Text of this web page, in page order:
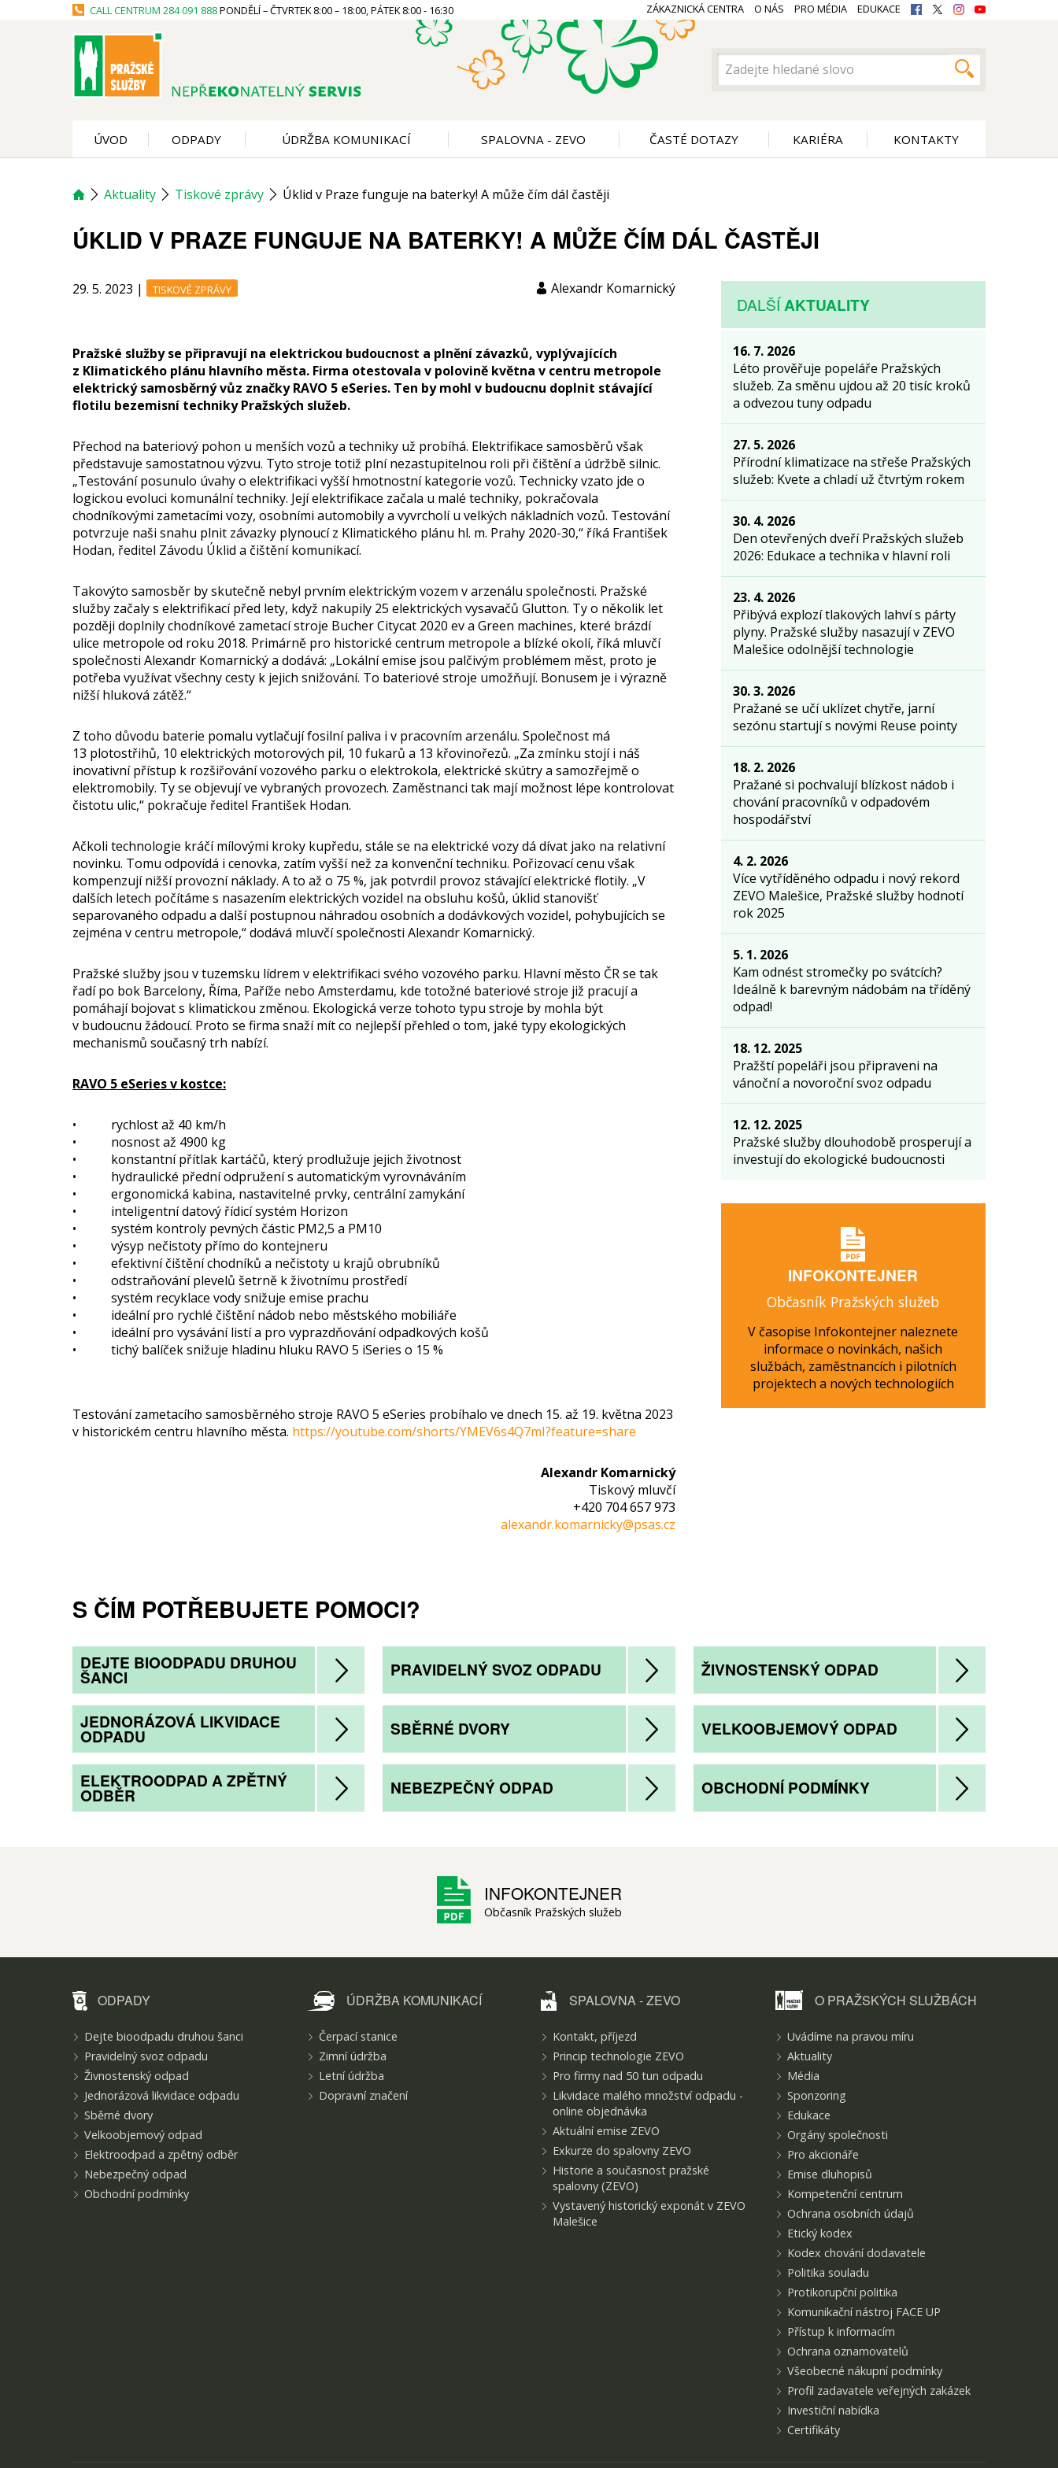
CALL CENTRUM 284 091 888PONDĚLÍ – ČTVRTEK 8:00 – 18:00, PÁTEK 8:00 - 16:30
ÚVOD ODPADY ÚDRŽBA KOMUNIKACÍ SPALOVNA - ZEVO ČASTÉ DOTAZY KARIÉRA KONTAKTY
ZÁKAZNICKÁ CENTRA O NÁS PRO MÉDIA EDUKACE
Aktuality Tiskové zprávy Úklid v Praze funguje na baterky! A může čím dál častěji
ÚKLID V PRAZE FUNGUJE NA BATERKY! A MŮŽE ČÍM DÁL ČASTĚJI
29. 5. 2023 | TISKOVÉ ZPRÁVY Alexandr Komarnický
Pražské služby se připravují na elektrickou budoucnost a plnění závazků, vyplývajících
z Klimatického plánu hlavního města. Firma otestovala v polovině května v centru metropole
elektrický samosběrný vůz značky RAVO 5 eSeries. Ten by mohl v budoucnu doplnit stávající
flotilu bezemisní techniky Pražských služeb.
Přechod na bateriový pohon u menších vozů a techniky už probíhá. Elektrifikace samosběrů však
představuje samostatnou výzvu. Tyto stroje totiž plní nezastupitelnou roli při čištění a údržbě silnic.
„Testování posunulo úvahy o elektrifikaci vyšší hmotnostní kategorie vozů. Technicky vzato jde o
logickou evoluci komunální techniky. Její elektrifikace začala u malé techniky, pokračovala
chodníkovými zametacími vozy, osobními automobily a vyvrcholí u velkých nákladních vozů. Testování
potvrzuje naši snahu plnit závazky plynoucí z Klimatického plánu hl. m. Prahy 2020-30,“ říká František
Hodan, ředitel Závodu Úklid a čištění komunikací.
Takovýto samosběr by skutečně nebyl prvním elektrickým vozem v arzenálu společnosti. Pražské
služby začaly s elektrifikací před lety, když nakupily 25 elektrických vysavačů Glutton. Ty o několik let
později doplnily chodníkové zametací stroje Bucher Citycat 2020 ev a Green machines, které brázdí
ulice metropole od roku 2018. Primárně pro historické centrum metropole a blízké okolí, říká mluvčí
společnosti Alexandr Komarnický a dodává: „Lokální emise jsou palčivým problémem měst, proto je
potřeba využívat všechny cesty k jejich snižování. To bateriové stroje umožňují. Bonusem je i výrazně
nižší hluková zátěž.“
Z toho důvodu baterie pomalu vytlačují fosilní paliva i v pracovním arzenálu. Společnost má
13 plotostřihů, 10 elektrických motorových pil, 10 fukarů a 13 křovinořezů. „Za zmínku stojí i náš
inovativní přístup k rozšiřování vozového parku o elektrokola, elektrické skútry a samozřejmě o
elektromobily. Ty se objevují ve vybraných provozech. Zaměstnanci tak mají možnost lépe kontrolovat
čistotu ulic,“ pokračuje ředitel František Hodan.
Ačkoli technologie kráčí mílovými kroky kupředu, stále se na elektrické vozy dá dívat jako na relativní
novinku. Tomu odpovídá i cenovka, zatím vyšší než za konvenční techniku. Pořizovací cenu však
kompenzují nižší provozní náklady. A to až o 75 %, jak potvrdil provoz stávající elektrické flotily. „V
dalších letech počítáme s nasazením elektrických vozidel na obsluhu košů, úklid stanovišť
separovaného odpadu a další postupnou náhradou osobních a dodávkových vozidel, pohybujících se
zejména v centru metropole,“ dodává mluvčí společnosti Alexandr Komarnický.
Pražské služby jsou v tuzemsku lídrem v elektrifikaci svého vozového parku. Hlavní město ČR se tak
řadí po bok Barcelony, Říma, Paříže nebo Amsterdamu, kde totožné bateriové stroje již pracují a
pomáhají bojovat s klimatickou změnou. Ekologická verze tohoto typu stroje by mohla být
v budoucnu žádoucí. Proto se firma snaží mít co nejlepší přehled o tom, jaké typy ekologických
mechanismů současný trh nabízí.
RAVO 5 eSeries v kostce:
• rychlost až 40 km/h
• nosnost až 4900 kg
• konstantní přítlak kartáčů, který prodlužuje jejich životnost
• hydraulické přední odpružení s automatickým vyrovnáváním
• ergonomická kabina, nastavitelné prvky, centrální zamykání
• inteligentní datový řídicí systém Horizon
• systém kontroly pevných částic PM2,5 a PM10
• výsyp nečistoty přímo do kontejneru
• efektivní čištění chodníků a nečistoty u krajů obrubníků
• odstraňování plevelů šetrně k životnímu prostředí
• systém recyklace vody snižuje emise prachu
• ideální pro rychlé čištění nádob nebo městského mobiliáře
• ideální pro vysávání listí a pro vyprazdňování odpadkových košů
• tichý balíček snižuje hladinu hluku RAVO 5 iSeries o 15 %
Testování zametacího samosběrného stroje RAVO 5 eSeries probíhalo ve dnech 15. až 19. května 2023
v historickém centru hlavního města. https://youtube.com/shorts/YMEV6s4Q7mI?feature=share
Alexandr Komarnický
Tiskový mluvčí
+420 704 657 973
alexandr.komarnicky@psas.cz
DALŠÍAKTUALITY
16. 7. 2026
Léto prověřuje popeláře Pražských
služeb. Za směnu ujdou až 20 tisíc kroků
a odvezou tuny odpadu
27. 5. 2026
Přírodní klimatizace na střeše Pražských
služeb: Kvete a chladí už čtvrtým rokem
30. 4. 2026
Den otevřených dveří Pražských služeb
2026: Edukace a technika v hlavní roli
23. 4. 2026
Přibývá explozí tlakových lahví s párty
plyny. Pražské služby nasazují v ZEVO
Malešice odolnější technologie
30. 3. 2026
Pražané se učí uklízet chytře, jarní
sezónu startují s novými Reuse pointy
18. 2. 2026
Pražané si pochvalují blízkost nádob i
chování pracovníků v odpadovém
hospodářství
4. 2. 2026
Více vytříděného odpadu i nový rekord
ZEVO Malešice, Pražské služby hodnotí
rok 2025
5. 1. 2026
Kam odnést stromečky po svátcích?
Ideálně k barevným nádobám na tříděný
odpad!
18. 12. 2025
Pražští popeláři jsou připraveni na
vánoční a novoroční svoz odpadu
12. 12. 2025
Pražské služby dlouhodobě prosperují a
investují do ekologické budoucnosti
INFOKONTEJNER
Občasník Pražských služeb
V časopise Infokontejner naleznete
informace o novinkách, našich
službách, zaměstnancích i pilotních
projektech a nových technologiích
S ČÍM POTŘEBUJETE POMOCI?
DEJTE BIOODPADU DRUHOU
ŠANCI PRAVIDELNÝ SVOZ ODPADU ŽIVNOSTENSKÝ ODPAD
JEDNORÁZOVÁ LIKVIDACE
ODPADU SBĚRNÉ DVORY VELKOOBJEMOVÝ ODPAD
ELEKTROODPAD A ZPĚTNÝ
ODBĚR NEBEZPEČNÝ ODPAD OBCHODNÍ PODMÍNKY
INFOKONTEJNER
Občasník Pražských služeb
ODPADY
Dejte bioodpadu druhou šanci
Pravidelný svoz odpadu
Živnostenský odpad
Jednorázová likvidace odpadu
Sběrné dvory
Velkoobjemový odpad
Elektroodpad a zpětný odběr
Nebezpečný odpad
Obchodní podmínky
ÚDRŽBA KOMUNIKACÍ
Čerpací stanice
Zimní údržba
Letní údržba
Dopravní značení
SPALOVNA - ZEVO
Kontakt, příjezd
Princip technologie ZEVO
Pro firmy nad 50 tun odpadu
Likvidace malého množství odpadu -
online objednávka
Aktuální emise ZEVO
Exkurze do spalovny ZEVO
Historie a současnost pražské
spalovny (ZEVO)
Vystavený historický exponát v ZEVO
Malešice
O PRAŽSKÝCH SLUŽBÁCH
Uvádíme na pravou míru
Aktuality
Média
Sponzoring
Edukace
Orgány společnosti
Pro akcionáře
Emise dluhopisů
Kompetenční centrum
Ochrana osobních údajů
Etický kodex
Kodex chování dodavatele
Politika souladu
Protikorupční politika
Komunikační nástroj FACE UP
Přístup k informacím
Ochrana oznamovatelů
Všeobecné nákupní podmínky
Profil zadavatele veřejných zakázek
Investiční nabídka
Certifikáty